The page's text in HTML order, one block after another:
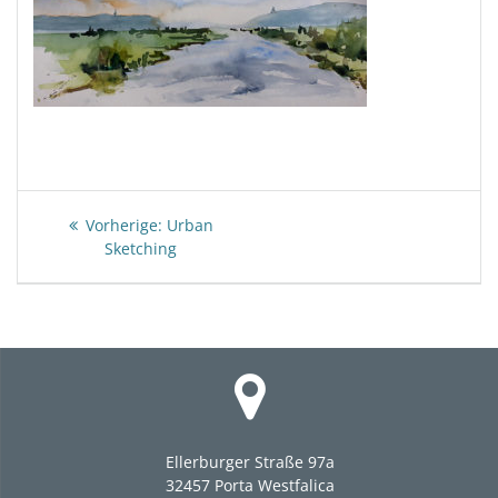
Beitragsnavigation
Vorherige: Vorheriger
Beitrag:
Urban
Sketching
Ellerburger Straße 97a
32457 Porta Westfalica